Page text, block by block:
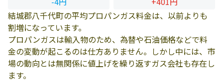
結城郡八千代町の平均プロパンガス料金は、以前よりも
割増になっています。
プロパンガスは輸入物のため、為替や石油価格などで料
金の変動が起こるのは仕方ありません。しかし中には、市
場の動向とは無関係に値上げを繰り返すガス会社も存在し
ます。